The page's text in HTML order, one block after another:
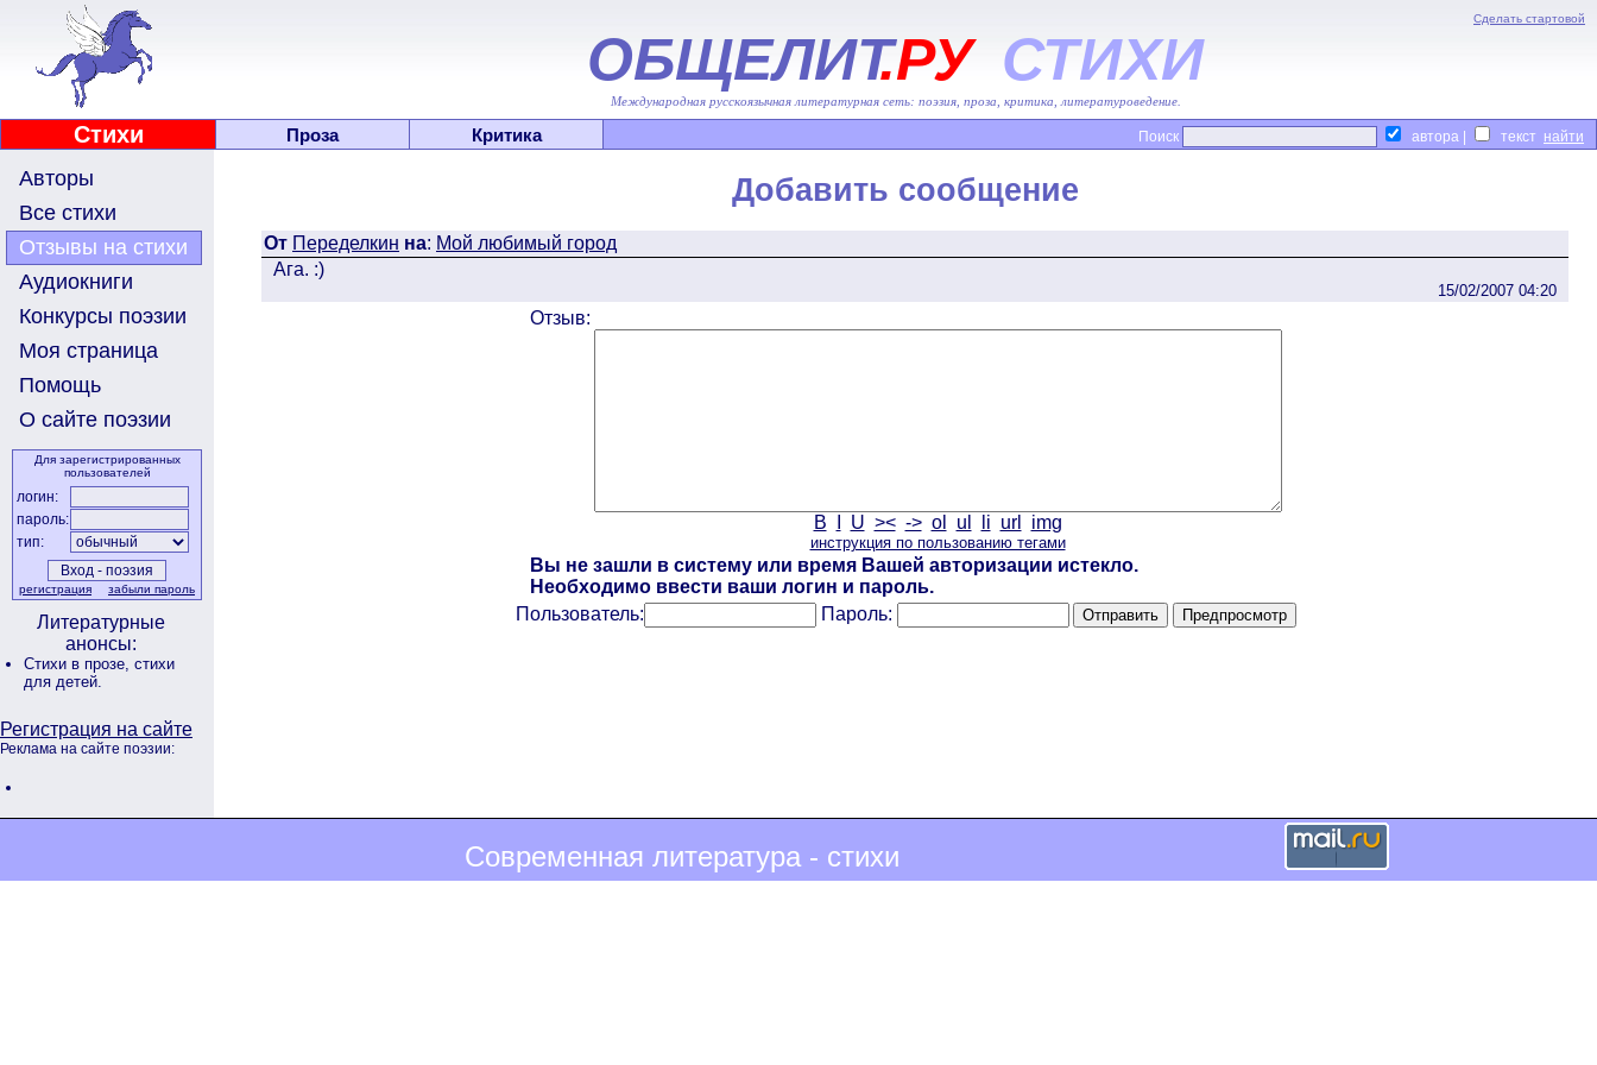
Сделать стартовой
ОБЩЕЛИТ.РУ СТИХИ
Международная русскоязычная литературная сеть: поэзия, проза, критика, литературоведение.
Стихи Проза Критика Поиск автора | текст
Авторы
Все стихи
Отзывы на стихи
Аудиокниги
Конкурсы поэзии
Моя страница
Помощь
О сайте поэзии
Для зарегистрированных
пользователей
логин:
пароль:
тип:
регистрация забыли пароль
Литературные
анонсы:
Стихи в прозе, стихи
для детей.
Регистрация на сайте
Реклама на сайте поэзии:
Добавить сообщение
От Переделкин на: Мой любимый город
Ага. :)
15/02/2007 04:20
Отзыв:
B U >< -> ol ul li url img
инструкция по пользованию тегами
Вы не зашли в систему или время Вашей авторизации истекло.
Необходимо ввести ваши логин и пароль.
Пользователь:
Пароль:
Современная литература - стихи